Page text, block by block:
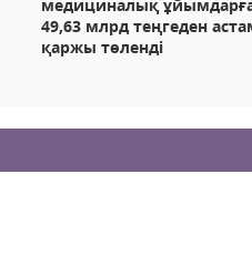
медициналық
49,63 млрд теңгеден
қаржы төленді